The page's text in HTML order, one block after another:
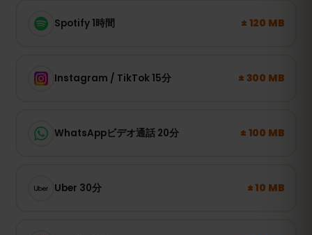
Spotify 1時間 ± 120 MB
Instagram / TikTok 15分 ± 300 MB
WhatsAppビデオ通話 20分 ± 100 MB
Uber 30分 ± 10 MB